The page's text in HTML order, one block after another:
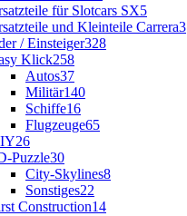
für Slotcars SX5
und Kleinteile Carrera3
/ Einsteiger328
Klick258
Autos37
Militär140
Schiffe16
Flugzeuge65
26
Puzzle30
City-Skylines8
Sonstiges22
Construction14